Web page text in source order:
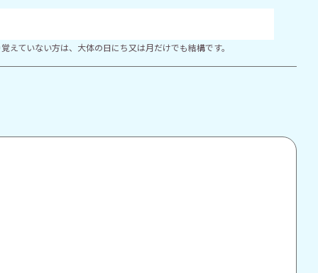
えていない方は、大体の日にち又は月だけでも結構です。